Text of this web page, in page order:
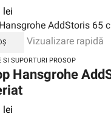
lei
Vizualizare rapidă
SI SUPORTURI PROSOP
Hansgrohe
lei